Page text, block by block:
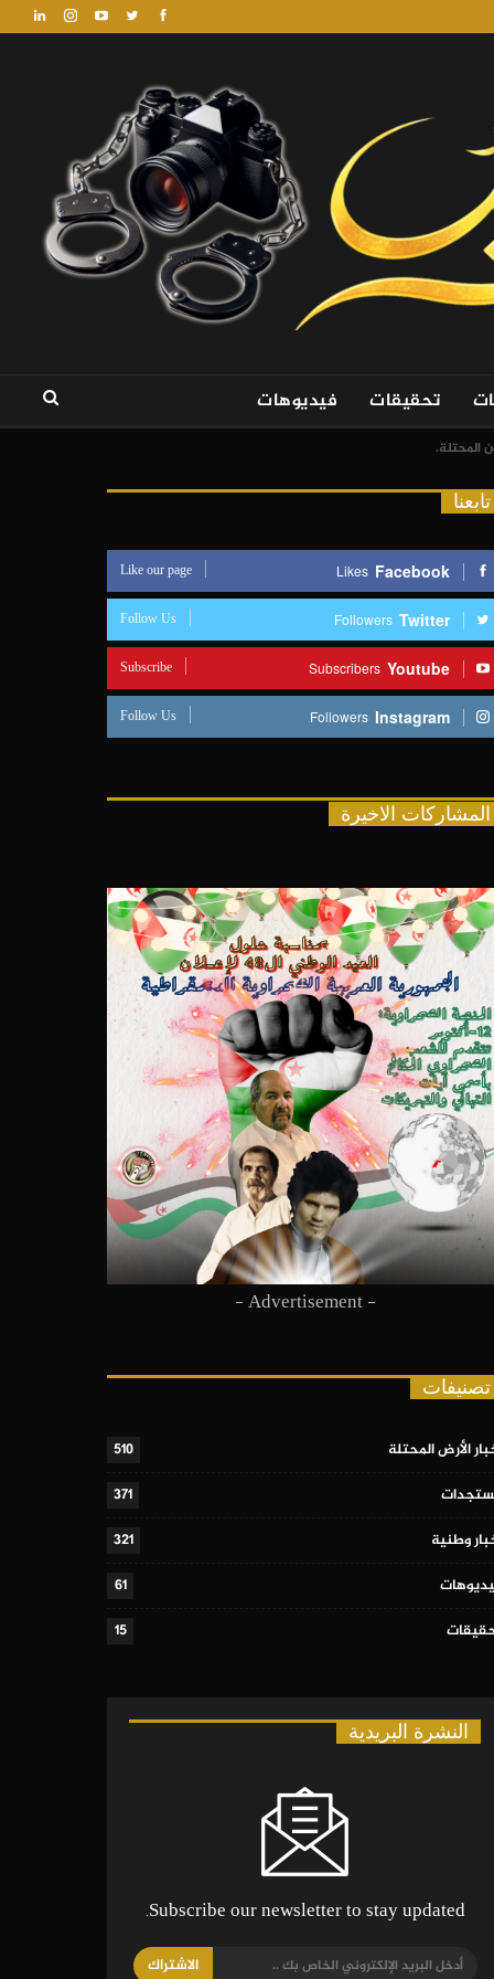
تحقيقات فيديوهات
المحتلة.
تابعنا
Facebook
Likes
Like our page
Twitter
Followers
Follow Us
Youtube
Subscribers
Subscribe
Instagram
Followers
Follow Us
المشاركات الاخيرة
- Advertisement -
تصنيفات
الأرض المحتلة
510
371
وطنية
321
61
15
النشرة البريدية
Subscribe our newsletter to stay updated.
الاشتراك